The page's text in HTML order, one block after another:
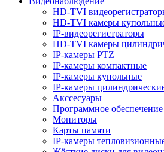
HD-TVI
HD-TVI камеры
IP-видеорегистраторы
HD-TVI камеры
IP-камеры PTZ
IP-камеры компактные
IP-камеры купольные
IP-камеры
Акссесуары
Программное обеспечение
Мониторы
Карты памяти
IP-камеры